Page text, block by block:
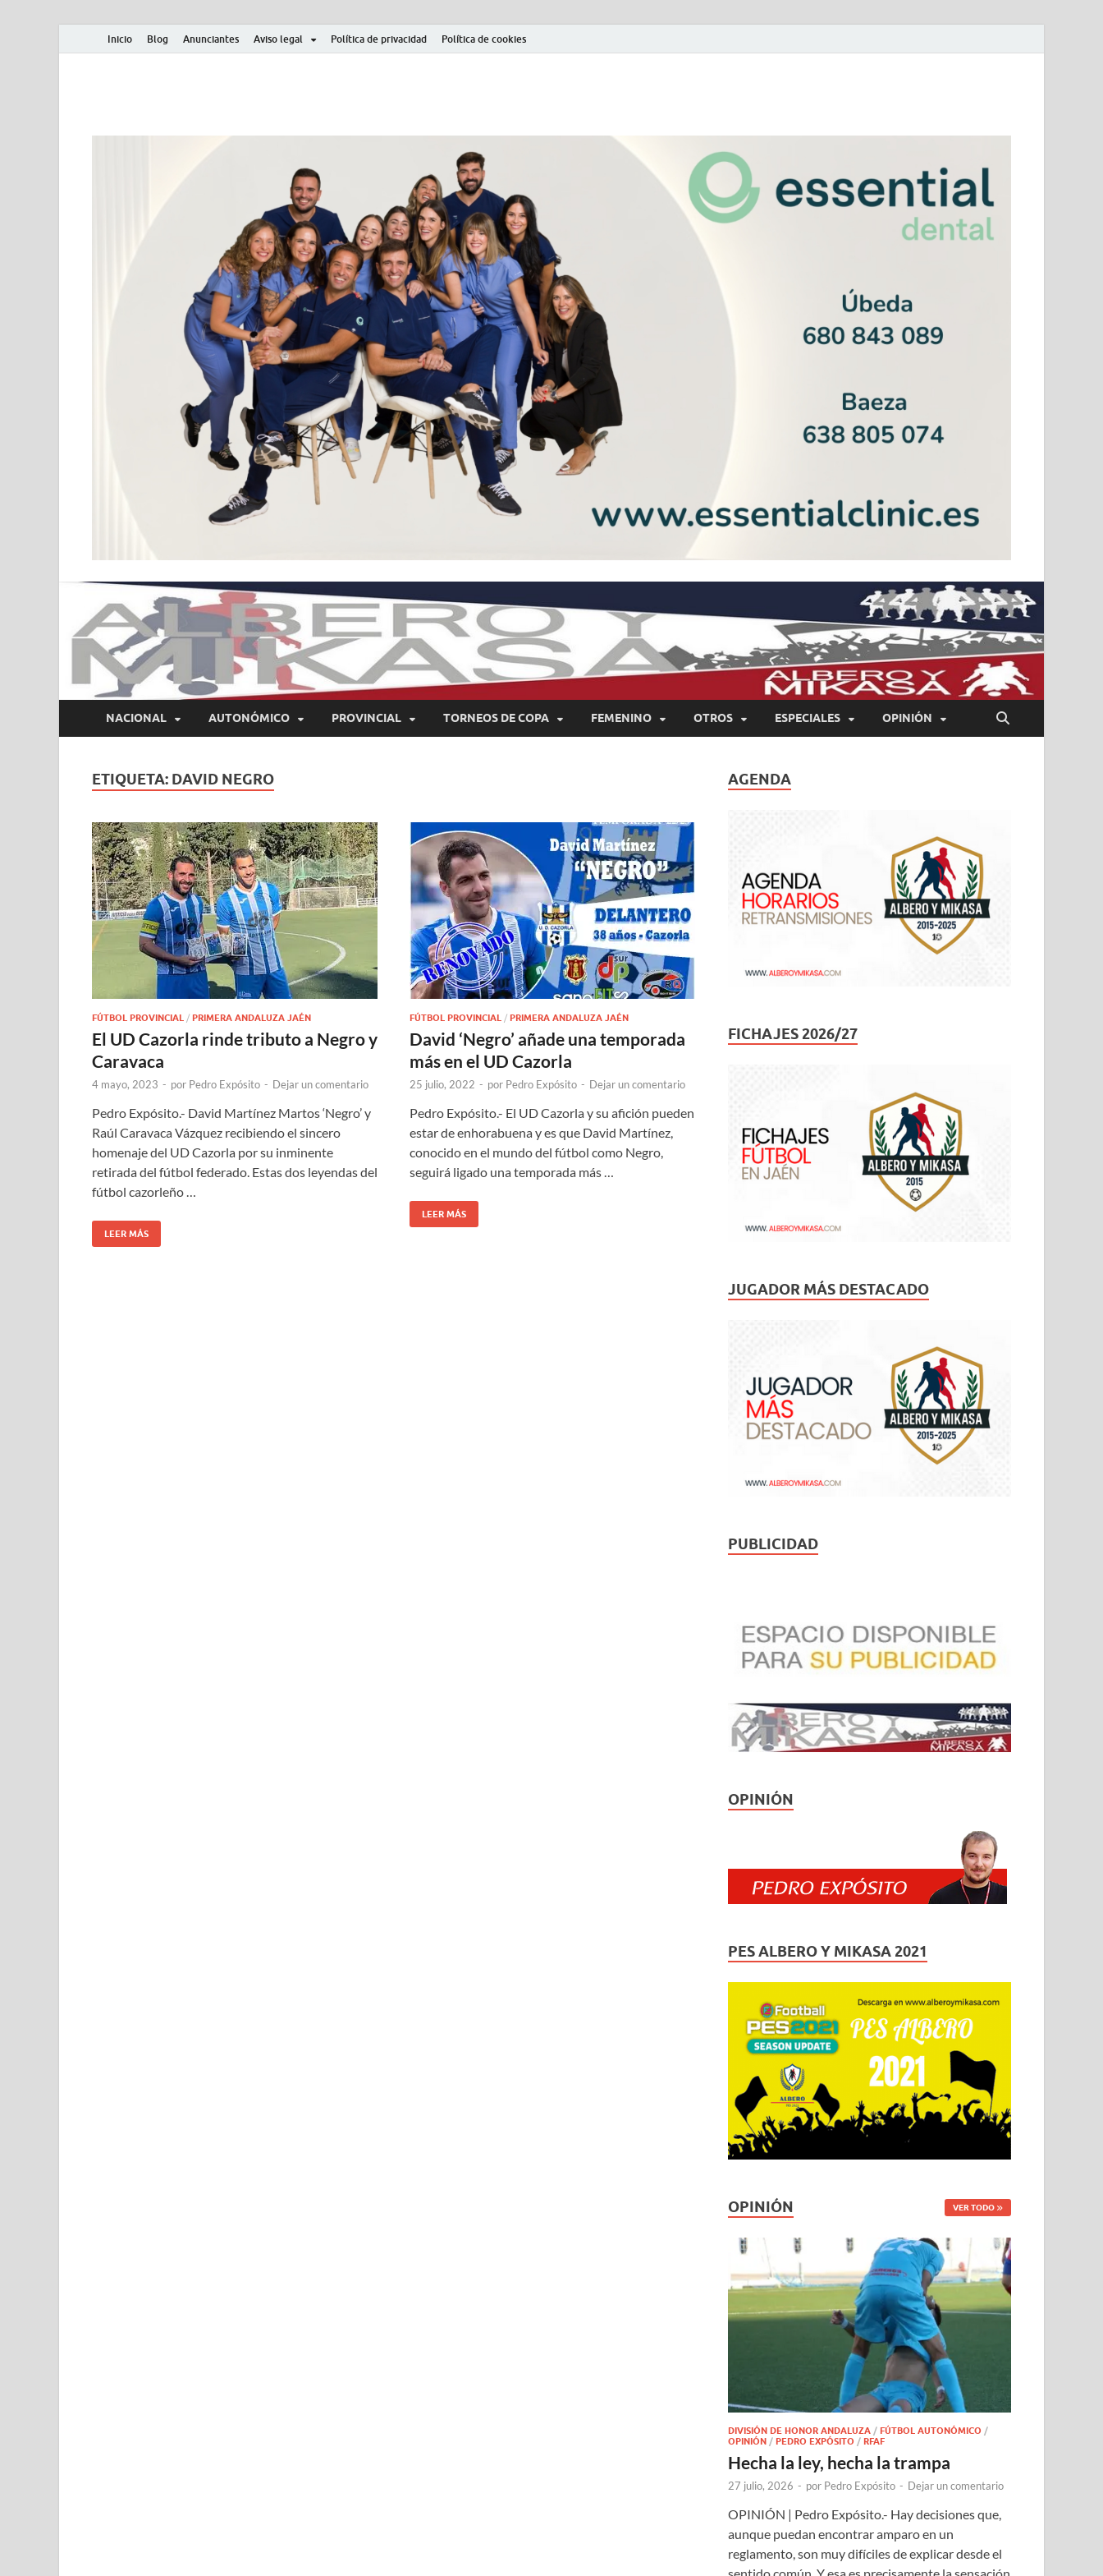
Inicio Blog Anunciantes Aviso legal Política de privacidad Política de cookies
NACIONAL AUTONÓMICO PROVINCIAL TORNEOS DE COPA FEMENINO OTROS ESPECIALES OPINIÓN
ETIQUETA: DAVID NEGRO
FÚTBOL PROVINCIAL / PRIMERA ANDALUZA JAÉN
El UD Cazorla rinde tributo a Negro y
Caravaca
4 mayo, 2023 - por Pedro Expósito - Dejar un comentario
Pedro Expósito.- David Martínez Martos ‘Negro’ y
Raúl Caravaca Vázquez recibiendo el sincero
homenaje del UD Cazorla por su inminente
retirada del fútbol federado. Estas dos leyendas del
fútbol cazorleño …
LEER MÁS
FÚTBOL PROVINCIAL / PRIMERA ANDALUZA JAÉN
David ‘Negro’ añade una temporada
más en el UD Cazorla
25 julio, 2022 - por Pedro Expósito - Dejar un comentario
Pedro Expósito.- El UD Cazorla y su afición pueden
estar de enhorabuena y es que David Martínez,
conocido en el mundo del fútbol como Negro,
seguirá ligado una temporada más …
LEER MÁS
AGENDA
FICHAJES 2026/27
JUGADOR MÁS DESTACADO
PUBLICIDAD
OPINIÓN
PES ALBERO Y MIKASA 2021
OPINIÓN VER TODO
DIVISIÓN DE HONOR ANDALUZA /FÚTBOL AUTONÓMICO /
OPINIÓN /PEDRO EXPÓSITO /RFAF
Hecha la ley, hecha la trampa
27 julio, 2026 - por Pedro Expósito - Dejar un comentario
OPINIÓN | Pedro Expósito.- Hay decisiones que,
aunque puedan encontrar amparo en un
reglamento, son muy difíciles de explicar desde el
sentido común. Y esa es precisamente la sensación